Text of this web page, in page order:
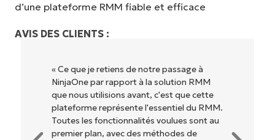
d’une plateforme RMM fiable et efficace
AVIS DES CLIENTS :
« Ce que je retiens de notre passage à
NinjaOne par rapport à la solution RMM
que nous utilisions avant, c'est que cette
plateforme représente l'essentiel du RMM.
Toutes les fonctionnalités voulues sont au
premier plan, avec des méthodes de